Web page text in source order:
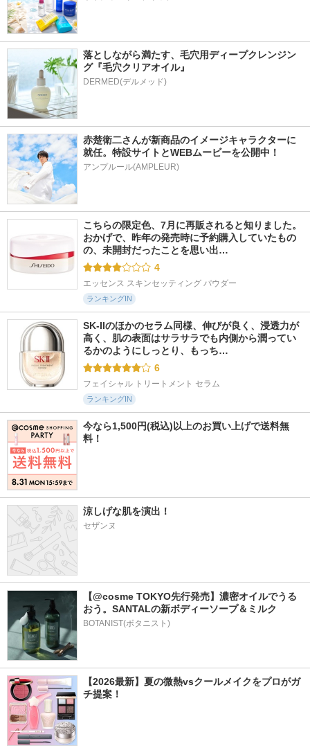
落としながら満たす、毛穴用ディープクレンジン
グ『毛穴クリアオイル』
赤楚衛二さんが新商品のイメージキャラクターに
就任。特設サイトとWEBムービーを公開中！
アンプルール(AMPLEUR)
こちらの限定色、7月に再販されると知りました。
おかげで、昨年の発売時に予約購入していたもの
の、未開封だったことを思い出…
4
エッセンス スキンセッティング パウダー
ランキングIN
SK-IIのほかのセラム同様、伸びが良く、浸透力が
高く、肌の表面はサラサラでも内側から潤ってい
るかのようにしっとり、もっち…
6
フェイシャル トリートメント セラム
ランキングIN
今なら1,500円(税込)以上のお買い上げで送料無
料！
涼しげな肌を演出！
セザンヌ
【@cosme TOKYO先行発売】濃密オイルでうる
おう。SANTALの新ボディーソープ＆ミルク
BOTANIST(ボタニスト)
【2026最新】夏の微熱vsクールメイクをプロがガ
チ提案！